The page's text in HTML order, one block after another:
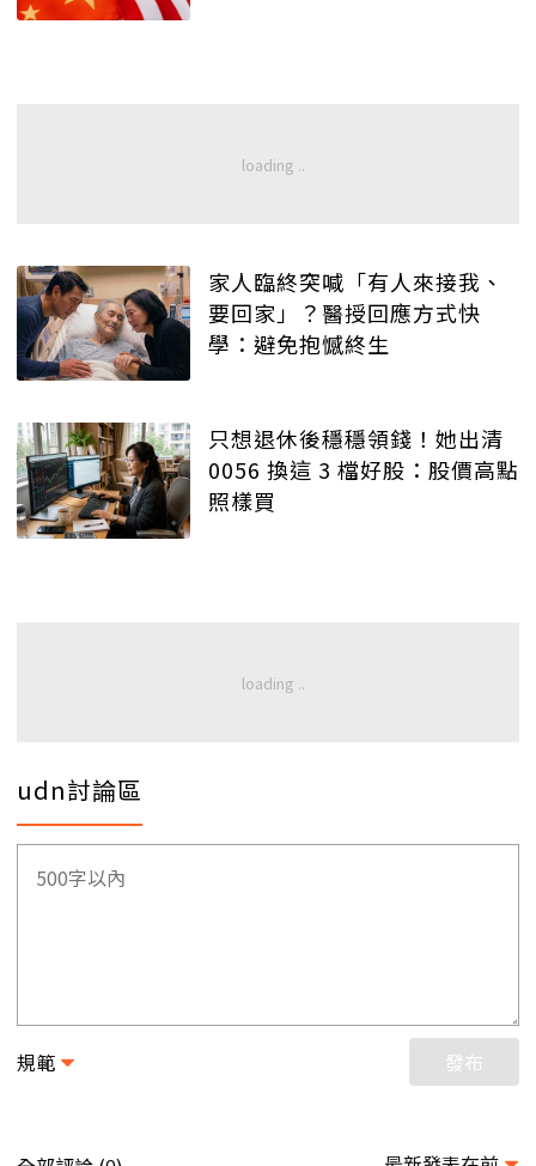
家人臨終突喊「有人來接我、
要回家」？醫授回應方式快
學：避免抱憾終生
只想退休後穩穩領錢！她出清
0056 換這 3 檔好股：股價高點
照樣買
udn討論區
規範 發布